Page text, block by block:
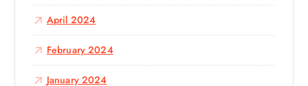
April 2024
February 2024
January 2024